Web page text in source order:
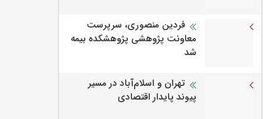
فردین منصوری، سرپرست
معاونت پژوهشی پژوهشكده بیمه
شد
تهران و اسلام‌آباد در مسیر
پیوند پایدار اقتصادی